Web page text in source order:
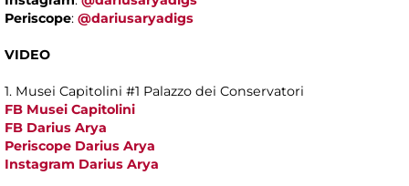
Periscope: @dariusaryadigs
VIDEO
1. Musei Capitolini #1 Palazzo dei Conservatori
FB Musei Capitolini
FB Darius Arya
Periscope Darius Arya
Instagram Darius Arya